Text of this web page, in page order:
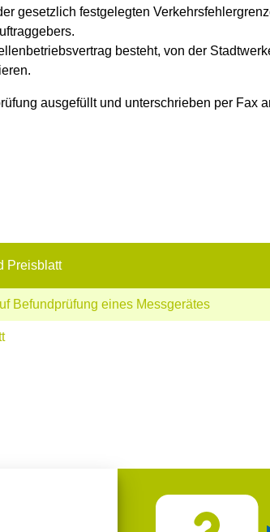
gesetzlich festgelegten
besteht, von der
ausgefüllt und unterschrieben per Fax
Preisblatt
Befundprüfung eines Messgerätes